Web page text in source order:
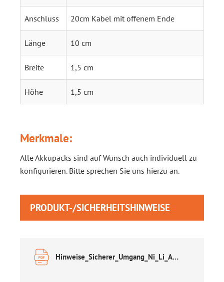
Anschluss 20cm Kabel mit offenem Ende
Länge 10 cm
Breite 1,5 cm
Höhe 1,5 cm
Merkmale:
Alle Akkupacks sind auf Wunsch auch individuell zu
konfigurieren. Bitte sprechen Sie uns hierzu an.
PRODUKT-/SICHERHEITSHINWEISE
Hinweise_Sicherer_Umgang_Ni_Li_Akkus DE.pdf